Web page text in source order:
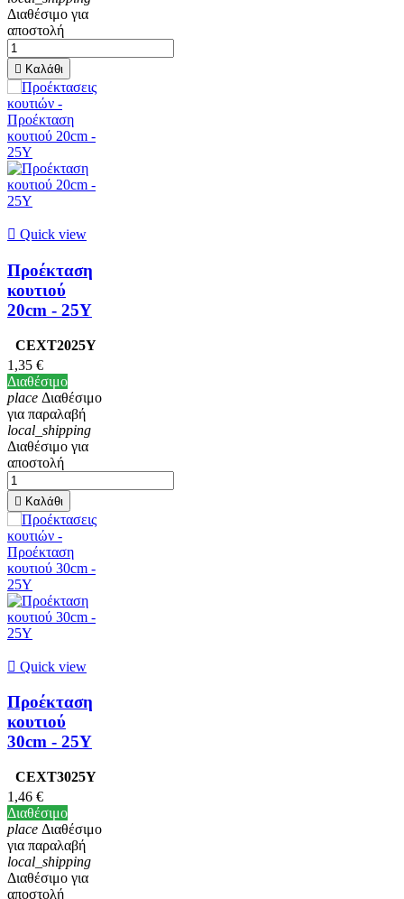
Διαθέσιμο για
αποστολή
 Καλάθι
 Quick view
Προέκταση
κουτιού
20cm - 25Υ
CEXT2025Y
1,35 €
Διαθέσιμο
place Διαθέσιμο
για παραλαβή
local_shipping
Διαθέσιμο για
αποστολή
 Καλάθι
 Quick view
Προέκταση
κουτιού
30cm - 25Υ
CEXT3025Y
1,46 €
Διαθέσιμο
place Διαθέσιμο
για παραλαβή
local_shipping
Διαθέσιμο για
αποστολή